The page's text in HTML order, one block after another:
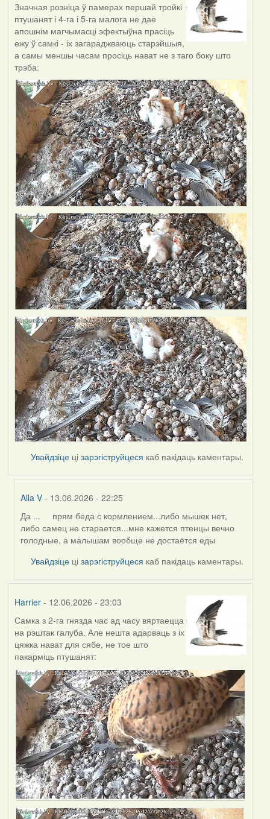
Значная розніца ў памерах першай тройкі
птушанят і 4-га і 5-га малога не дае
апошнім магчымасці эфектыўна прасіць
ежу ў самкі - іх загараджваюць старэйшыя,
а самы меншы часам просіць нават не з таго боку што
трэба:
Увайдзіце цізарэгіструйцеся каб пакідаць каментары.
Alla V - 13.06.2026 - 22:25
In
reply
to
Да ... прям беда с кормлением...либо мышек нет,
либо самец не старается...мне кажется птенцы вечно
голодные, а малышам вообще не достаётся еды
Увайдзіце цізарэгіструйцеся каб пакідаць каментары.
Harrier- 12.06.2026 - 23:03
Самка з 2-га гнязда час ад часу вяртаецца
на рэштак галуба. Але нешта адарваць з іх
цяжка нават для сябе, не тое што
пакарміць птушанят: